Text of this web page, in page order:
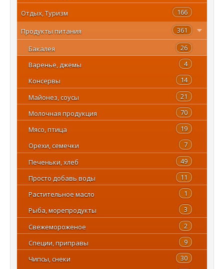
166
Отдых, Туризм
361
Продукты питания
26
Бакалея
4
Варенье, джемы
14
Консервы
21
Майонез, соусы
70
Молочная продукция
19
Мясо, птица
7
Орехи, семечки
49
Печеньки, хлеб
11
Просто добавь воды
1
Растительное масло
3
Рыба, морепродукты
2
Свежемороженое
9
Специи, приправы
30
Чипсы, снеки